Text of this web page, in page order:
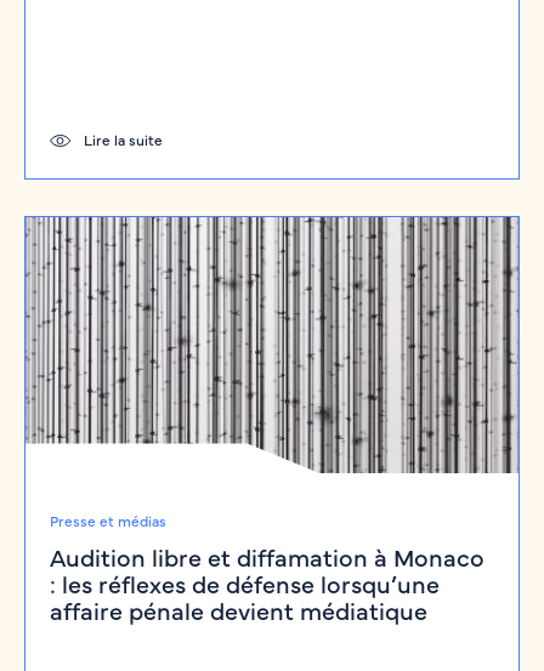
Lire la suite
Presse et médias
Audition libre et diffamation à Monaco
: les réflexes de défense lorsqu’une
affaire pénale devient médiatique